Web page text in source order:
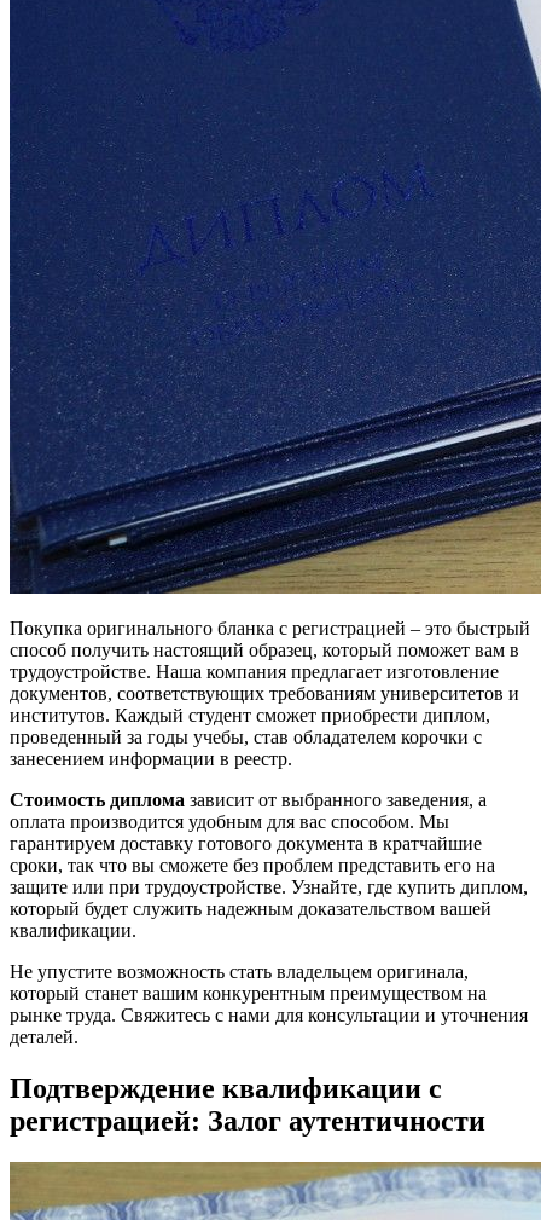
Покупка оригинального бланка с регистрацией – это быстрый
способ получить настоящий образец, который поможет вам в
трудоустройстве. Наша компания предлагает изготовление
документов, соответствующих требованиям университетов и
институтов. Каждый студент сможет приобрести диплом,
проведенный за годы учебы, став обладателем корочки с
занесением информации в реестр.
Стоимость диплома зависит от выбранного заведения, а
оплата производится удобным для вас способом. Мы
гарантируем доставку готового документа в кратчайшие
сроки, так что вы сможете без проблем представить его на
защите или при трудоустройстве. Узнайте, где купить диплом,
который будет служить надежным доказательством вашей
квалификации.
Не упустите возможность стать владельцем оригинала,
который станет вашим конкурентным преимуществом на
рынке труда. Свяжитесь с нами для консультации и уточнения
деталей.
Подтверждение квалификации с
регистрацией: Залог аутентичности